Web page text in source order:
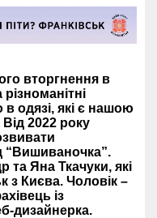
вторгнення в
одязі, які є нашою
2022 року
“Вишиваночка”.
та Яна Ткачуки, які
з Києва. Чоловік –
із
дизайнерка.